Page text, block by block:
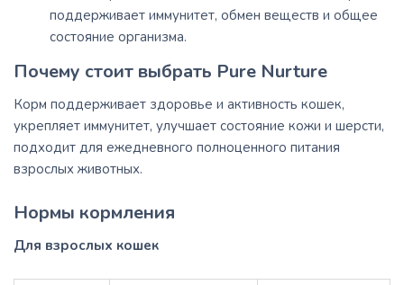
поддерживает иммунитет, обмен веществ и общее
состояние организма.
Почему стоит выбрать Pure Nurture
Корм поддерживает здоровье и активность кошек,
укрепляет иммунитет, улучшает состояние кожи и шерсти,
подходит для ежедневного полноценного питания
взрослых животных.
Нормы кормления
Для взрослых кошек